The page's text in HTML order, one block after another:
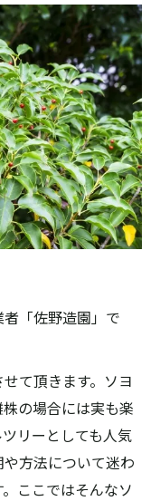
「佐野造園」で
て頂きます。ソヨ
の場合には実も楽
リーとしても人気
方法について迷わ
ここではそんなソ